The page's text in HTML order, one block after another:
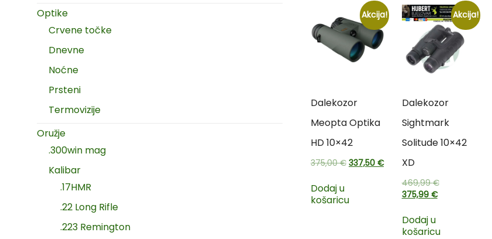
Akcija!
Dalekozor
Meopta Optika
HD 10×42
375,00€ 337,50 €
Dodaj u
košaricu
Akcija!
Dalekozor
Sightmark
Solitude 10×42
XD
469,99€
375,99 €
Dodaj u
košaricu
Optike
Crvene točke
Dnevne
Noćne
Prsteni
Termovizije
Oružje
.300win mag
Kalibar
.17HMR
.22 Long Rifle
.223 Remington